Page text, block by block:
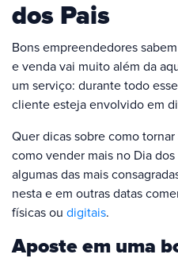
dos Pais
Bons empreendedores
e venda vai muito além da
um serviço: durante todo
cliente esteja envolvido em
Quer dicas sobre como
como vender mais no Dia dos
algumas das mais
nesta e em outras datas
físicas ou digitais.
Aposte em uma